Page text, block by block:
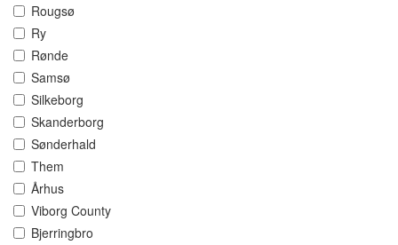
Rougsø
Ry
Rønde
Samsø
Silkeborg
Skanderborg
Sønderhald
Them
Århus
Viborg County
Bjerringbro